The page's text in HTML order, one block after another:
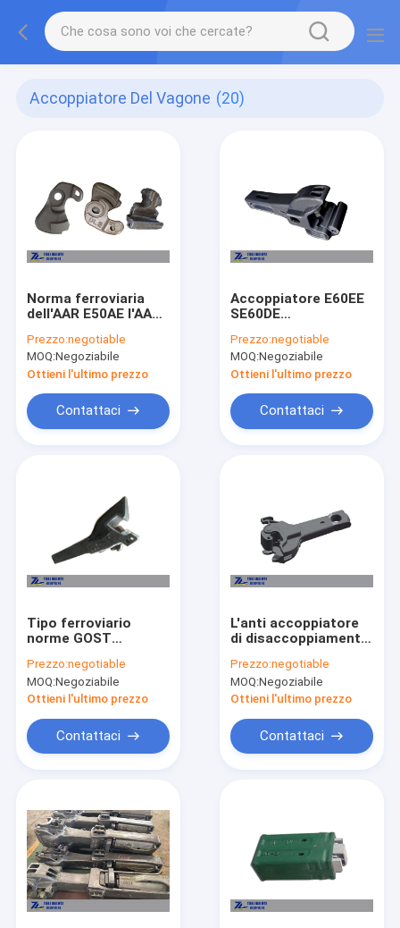
Accoppiatore Del Vagone (20)
Norma ferroviaria
dell'AAR E50AE l'AAR
dell'articolazione
dell'accoppiatore del
vagone
Prezzo:negotiable
MOQ:Negoziabile
Ottieni l'ultimo prezzo
Contattaci
Accoppiatore E60EE
SE60DE
della ferrovia
dell'AAR F l'AAR E per
l'automobile di
trasporto
Prezzo:negotiable
MOQ:Negoziabile
Ottieni l'ultimo prezzo
Contattaci
Tipo ferroviario
norme GOST
CA3 SA3 del vagone
dell'articolazione
della Russia
Prezzo:negotiable
MOQ:Negoziabile
Ottieni l'ultimo prezzo
Contattaci
L'anti accoppiatore
di disaccoppiamento
dell'AAR F collega gli
accoppiatori
locomotivi rotabili
Prezzo:negotiable
MOQ:Negoziabile
Ottieni l'ultimo prezzo
Contattaci